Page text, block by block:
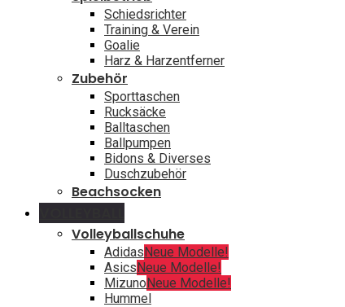
Schiedsrichter
Training & Verein
Goalie
Harz & Harzentferner
Zubehör
Sporttaschen
Rucksäcke
Balltaschen
Ballpumpen
Bidons & Diverses
Duschzubehör
Beachsocken
Volleyballschuhe
AdidasNeue Modelle!
AsicsNeue Modelle!
MizunoNeue Modelle!
Hummel